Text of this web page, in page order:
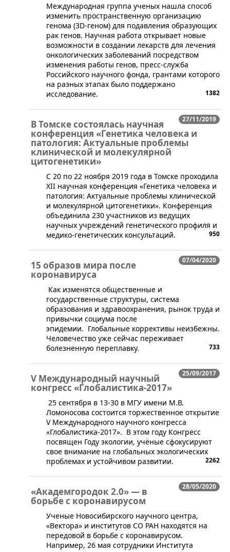
​Международная группа ученых нашла способ
изменить пространственную организацию
генома (3D-геном) для подавления образующих
рак генов. Научная работа открывает новые
возможности в создании лекарств для лечения
онкологических заболеваний посредством
изменения работы генов, пресс-служба
Российского научного фонда, грантами которого
на разных этапах было поддержано
исследование.
1382
27/11/2019
В Томске состоялась научная
конференция «Генетика человека и
патология: Актуальные проблемы
клинической и молекулярной
цитогенетики»
​С 20 по 22 ноября 2019 года в Томске проходила
XII научная конференция «Генетика человека и
патология: Актуальные проблемы клинической
и молекулярной цитогенетики». Конференция
объединила 230 участников из ведущих
научных учреждений генетического профиля и
медико-генетических консультаций.
950
07/04/2020
15 образов мира после
коронавируса
​​​ Как изменятся общественные и
государственные структуры, система
образования и здравоохранения, рынок труда и
привычки социума после
эпидемии. Глобальные коррективы неизбежны.
Человечество уже сейчас переживает
болезненную переплавку.
733
25/09/2017
V Международный научный
конгресс «Глобалистика-2017»
25 сентября в 13-30 в МГУ имени М.В.
Ломоносова состоится торжественное открытие
V Международного научного конгресса
«Глобалистика-2017». В этом году Конгресс
посвящен Году экологии, учёные сфокусируют
свое внимание на глобальных экологических
проблемах и устойчивом развитии.
2262
28/05/2020
«Академгородок 2.0» — в
борьбе с коронавирусом
​Ученые Новосибирского научного центра,
«Вектора» и институтов СО РАН находятся на
передовой в борьбе с коронавирусом.
Например, 26 мая сотрудники Института